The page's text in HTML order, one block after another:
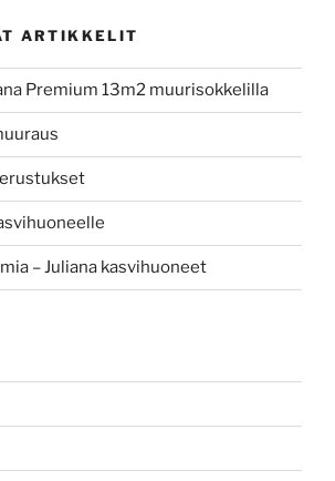
ARTIKKELIT
Premium 13m2 muurisokkelilla
– Juliana kasvihuoneet